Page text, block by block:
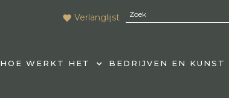
Verlanglijst
HOE WERKT HET BEDRIJVEN EN KUNST